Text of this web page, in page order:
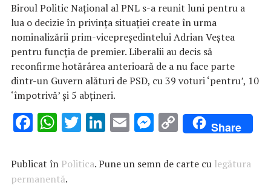
Biroul Politic Naţional al PNL s-a reunit luni pentru a
lua o decizie în privinţa situaţiei create în urma
nominalizării prim-vicepreşedintelui Adrian Veştea
pentru funcţia de premier. Liberalii au decis să
reconfirme hotărârea anterioară de a nu face parte
dintr-un Guvern alături de PSD, cu 39 voturi ‘pentru’, 10
‘împotrivă’ şi 5 abţineri.
F
e
b
W
at
s
T
it
Li
k
E
ai
M
se
C
o
p
Share
Publicat în Politica. Pune un semn de carte cu legătura
permanentă.